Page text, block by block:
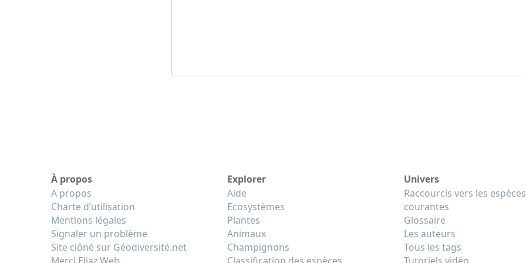
À propos
A propos
Charte d’utilisation
Mentions légales
Signaler un problème
Site clôné sur Géodiversité.net
Explorer
Aide
Ecosystèmes
Plantes
Animaux
Champignons
Univers
Raccourcis vers les espèces
courantes
Glossaire
Les auteurs
Tous les tags